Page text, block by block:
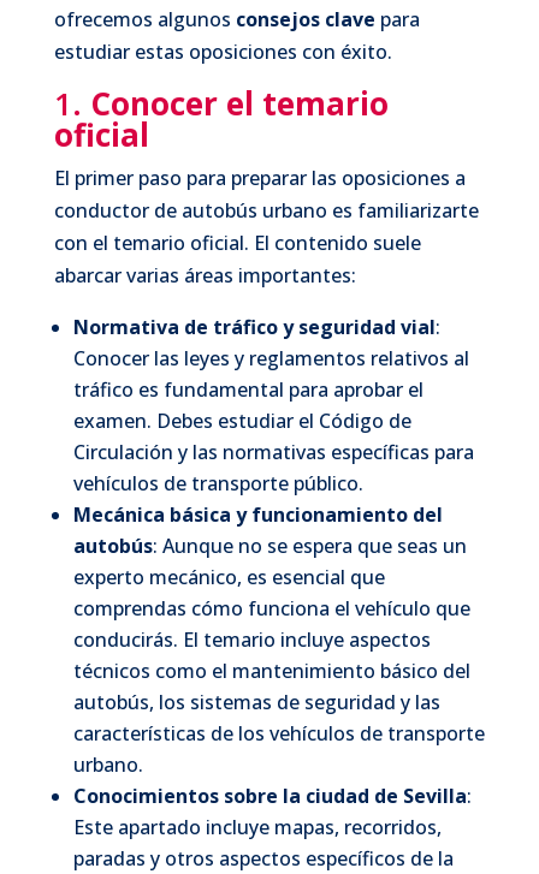
ofrecemos algunos consejos clave para
estudiar estas oposiciones con éxito.
1. Conocer el temario
oficial
El primer paso para preparar las oposiciones a
conductor de autobús urbano es familiarizarte
con el temario oficial. El contenido suele
abarcar varias áreas importantes:
Normativa de tráfico y seguridad vial:
Conocer las leyes y reglamentos relativos al
tráfico es fundamental para aprobar el
examen. Debes estudiar el Código de
Circulación y las normativas específicas para
vehículos de transporte público.
Mecánica básica y funcionamiento del
autobús: Aunque no se espera que seas un
experto mecánico, es esencial que
comprendas cómo funciona el vehículo que
conducirás. El temario incluye aspectos
técnicos como el mantenimiento básico del
autobús, los sistemas de seguridad y las
características de los vehículos de transporte
urbano.
Conocimientos sobre la ciudad de Sevilla:
Este apartado incluye mapas, recorridos,
paradas y otros aspectos específicos de la